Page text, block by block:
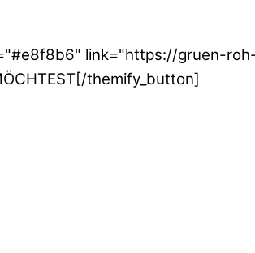
link="https://gruen-
themify_button]